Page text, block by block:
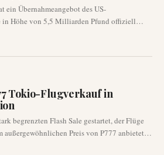
ein Übernahmeangebot des US-
in Höhe von 5,5 Milliarden Pfund offiziell
folgt einem langwierigen
London gelisteten Billigflieger signalisieren.
Tokio-Flugverkauf in
begrenzten Flash Sale gestartet, der Flüge
außergewöhnlichen Preis von P777 anbietet.
zentraler Bestandteil der größeren 7.7-